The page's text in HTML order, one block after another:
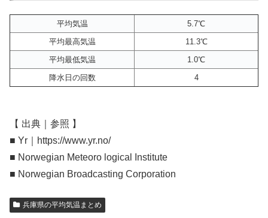
平均気温
5.7℃
平均最高気温
11.3℃
平均最低気温
1.0℃
降水日の回数
4
【 出典｜参照 】
■ Yr｜https://www.yr.no/
■ Norwegian Meteoro logical Institute
■ Norwegian Broadcasting Corporation
兵庫県の平均気温まとめ